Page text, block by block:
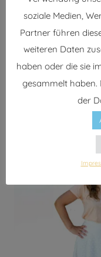
könntest? Was,
WEITERLESEN#34
PEP
NIEMALS
soziale Medien,
Partner führen
weiteren Daten
haben oder die sie
gesammelt haben.
der